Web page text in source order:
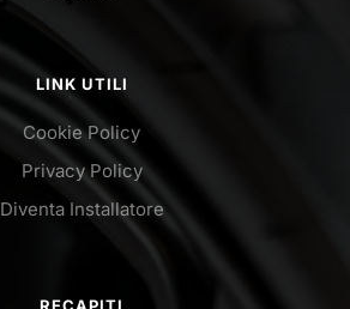
LINK UTILI
Cookie Policy
Privacy Policy
Diventa Installatore
RECAPITI